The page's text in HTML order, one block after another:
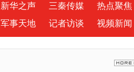
新华之声 三秦传媒
热点聚焦
军事天地 记者访谈 视频新闻